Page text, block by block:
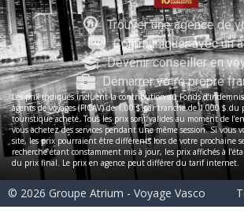
Trouver une agence de
Communiquer avec un
Devenir conseiller en
Démarrer votre propre
Les prix indiqués incluent la contribution au Fonds
agents de voyages (FICAV) de 1,00 $ par tranche de 1 000 $
touristique acheté. Tous les prix sont valides au moment de
vous achetez des services pendant une même session. Si vous
site, les prix pourraient être différents lors de votre prochaine
recherche étant constamment mis à jour, les prix affichés à
du prix final. Le prix en agence peut différer du tarif internet.
© 2026 Groupe Atrium - Voyage Vasco